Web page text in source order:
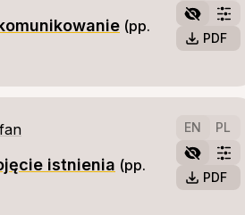
PDF
(pp.
EN PL
PDF
istnienia (pp.